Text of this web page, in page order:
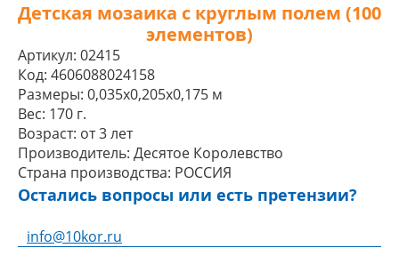
Детская мозаика с круглым полем (100
элементов)
Артикул: 02415
Код: 4606088024158
Размеры: 0,035x0,205x0,175 м
Вес: 170 г.
Возраст: от 3 лет
Производитель: Десятое Королевство
Страна производства: РОССИЯ
Остались вопросы или есть претензии?
info@10kor.ru